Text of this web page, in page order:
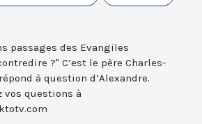
passages des Evangiles
?" C’est le père Charles-
à question d’Alexandre.
vos questions à